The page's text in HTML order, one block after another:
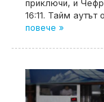
приключи, и
16:11. Тайм аутът
повече »